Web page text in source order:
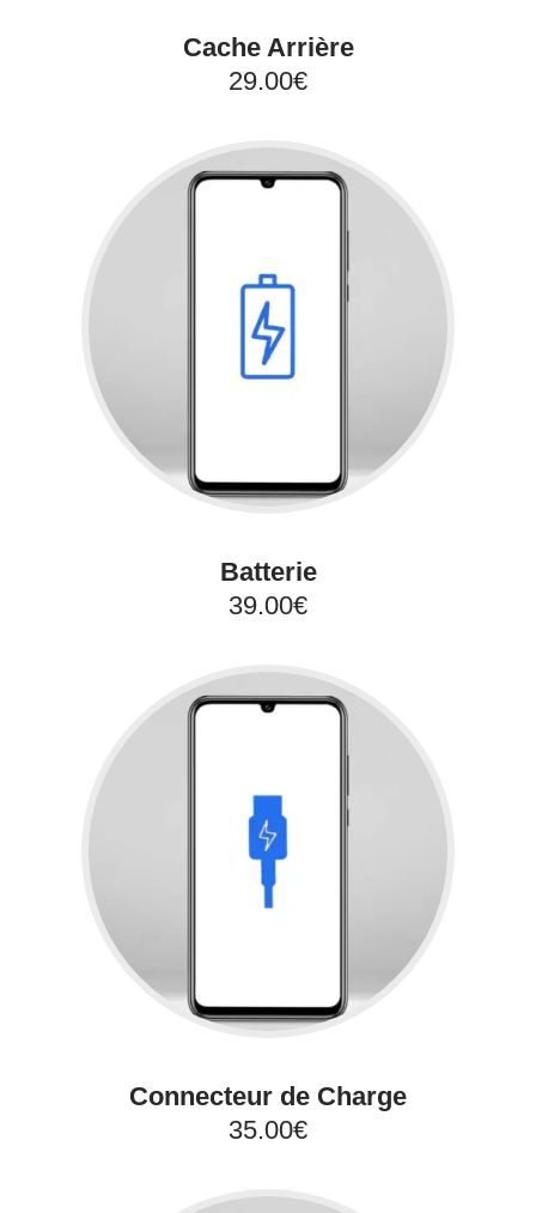
Cache Arrière
29.00€
Batterie
39.00€
Connecteur de Charge
35.00€